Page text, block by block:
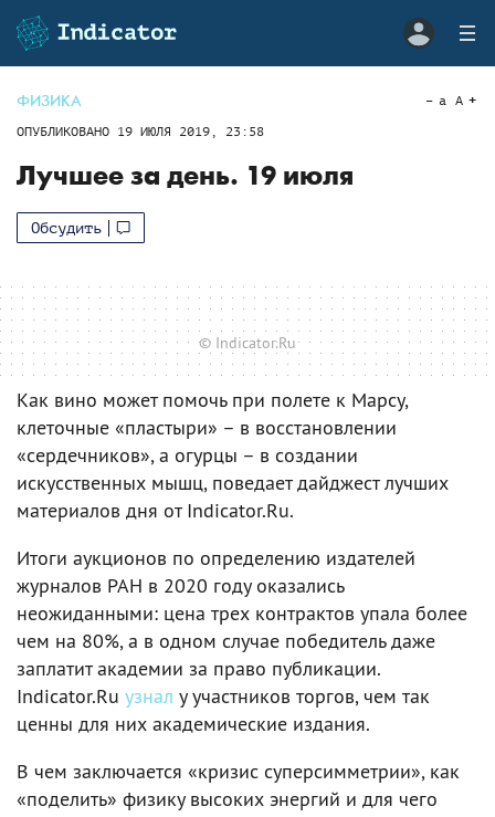
ФИЗИКА
ОПУБЛИКОВАНО 19 ИЮЛЯ 2019, 23:58
a A
Лучшее за день. 19 июля
Обсудить
© Indicator.Ru
Как вино может помочь при полете к Марсу,
клеточные «пластыри» – в восстановлении
«сердечников», а огурцы – в создании
искусственных мышц, поведает дайджест лучших
материалов дня от Indicator.Ru.
Итоги аукционов по определению издателей
журналов РАН в 2020 году оказались
неожиданными: цена трех контрактов упала более
чем на 80%, а в одном случае победитель даже
заплатит академии за право публикации.
Indicator.Ru узнал у участников торгов, чем так
ценны для них академические издания.
В чем заключается «кризис суперсимметрии», как
«поделить» физику высоких энергий и для чего